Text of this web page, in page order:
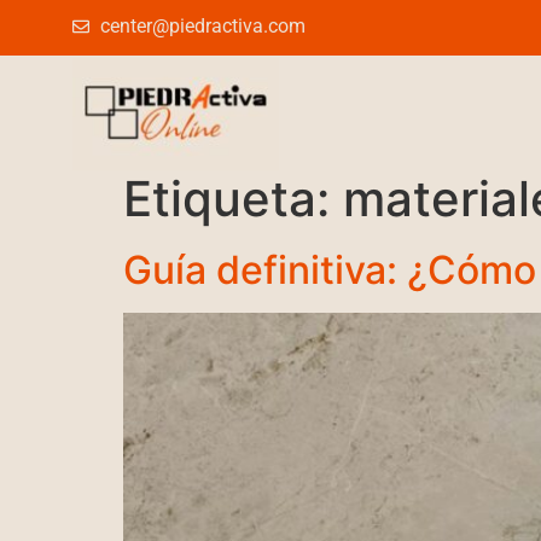
center@piedractiva.com
Etiqueta:
Guía definitiva: